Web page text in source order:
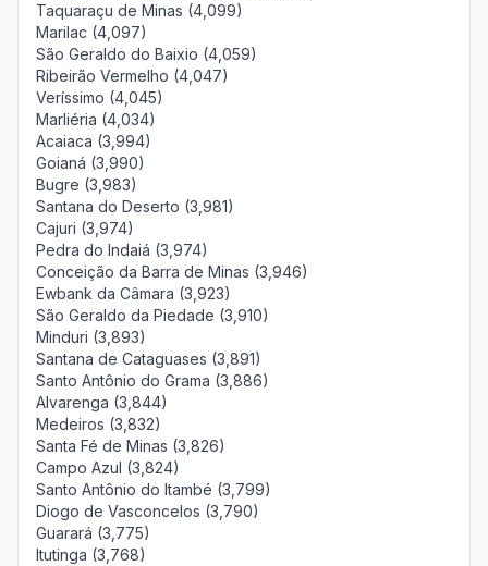
Taquaraçu de Minas (4,099)
Marilac (4,097)
São Geraldo do Baixio (4,059)
Ribeirão Vermelho (4,047)
Veríssimo (4,045)
Marliéria (4,034)
Acaiaca (3,994)
Goianá (3,990)
Bugre (3,983)
Santana do Deserto (3,981)
Cajuri (3,974)
Pedra do Indaiá (3,974)
Conceição da Barra de Minas (3,946)
Ewbank da Câmara (3,923)
São Geraldo da Piedade (3,910)
Minduri (3,893)
Santana de Cataguases (3,891)
Santo Antônio do Grama (3,886)
Alvarenga (3,844)
Medeiros (3,832)
Santa Fé de Minas (3,826)
Campo Azul (3,824)
Santo Antônio do Itambé (3,799)
Diogo de Vasconcelos (3,790)
Guarará (3,775)
Itutinga (3,768)